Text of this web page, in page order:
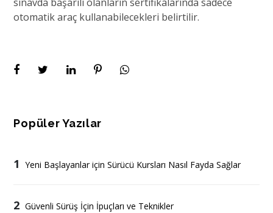
otomatik araç kullanabilecekleri belirtilir.
Popüler Yazılar
1 Yeni Başlayanlar için Sürücü Kursları Nasıl Fayda Sağlar
2 Güvenli Sürüş İçin İpuçları ve Teknikler